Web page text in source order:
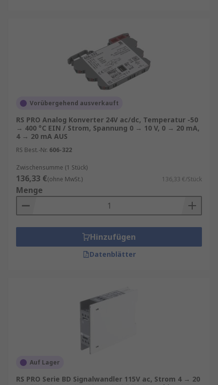
Vorübergehend ausverkauft
RS PRO Analog Konverter 24V ac/dc, Temperatur -50
→ 400 °C EIN / Strom, Spannung 0 → 10 V, 0 → 20 mA,
4 → 20 mA AUS
RS Best.-Nr. 606-322
Zwischensumme (1 Stück)
136,33 €(ohne MwSt.) 136,33 €/Stück
Menge
Hinzufügen
Datenblätter
Auf Lager
RS PRO Serie BD Signalwandler 115V ac, Strom 4 → 20